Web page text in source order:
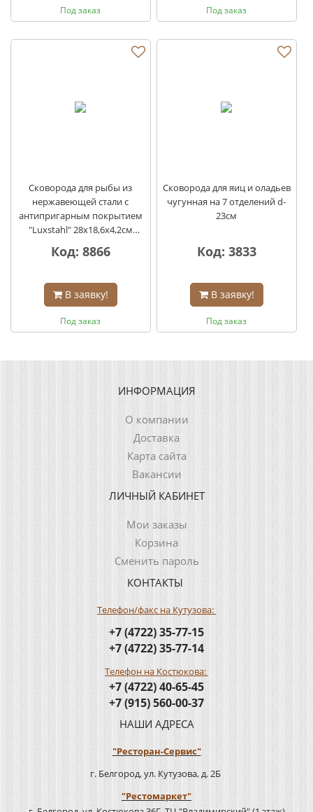
Под заказ Под заказ
Сковорода для рыбы из
нержавеющей стали с
антипригарным покрытием
"Luxstahl" 28х18,6х4,2см
Код: 8866
В заявку!
Под заказ
Сковорода для яиц и оладьев
чугунная на 7 отделений d-
23см
Код: 3833
В заявку!
Под заказ
ИНФОРМАЦИЯ
О компании
Доставка
Карта сайта
Вакансии
ЛИЧНЫЙ КАБИНЕТ
Мои заказы
Корзина
Сменить пароль
КОНТАКТЫ
Телефон/факс на Кутузова:
+7 (4722) 35-77-15
+7 (4722) 35-77-14
Телефон на Костюкова:
+7 (4722) 40-65-45
+7 (915) 560-00-37
НАШИ АДРЕСА
"Ресторан-Сервис"
г. Белгород, ул. Кутузова, д. 2Б
"Рестомаркет"